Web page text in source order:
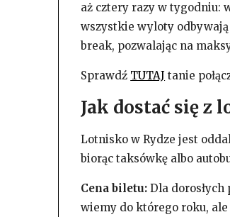
aż cztery razy w tygodniu:
wszystkie wyloty
break, pozwalając na
Sprawdź TUTAJ tanie
Jak dostać się z
Lotnisko w Rydze jest
biorąc taksówkę albo
Cena biletu: Dla dorosłych
wiemy do którego roku,